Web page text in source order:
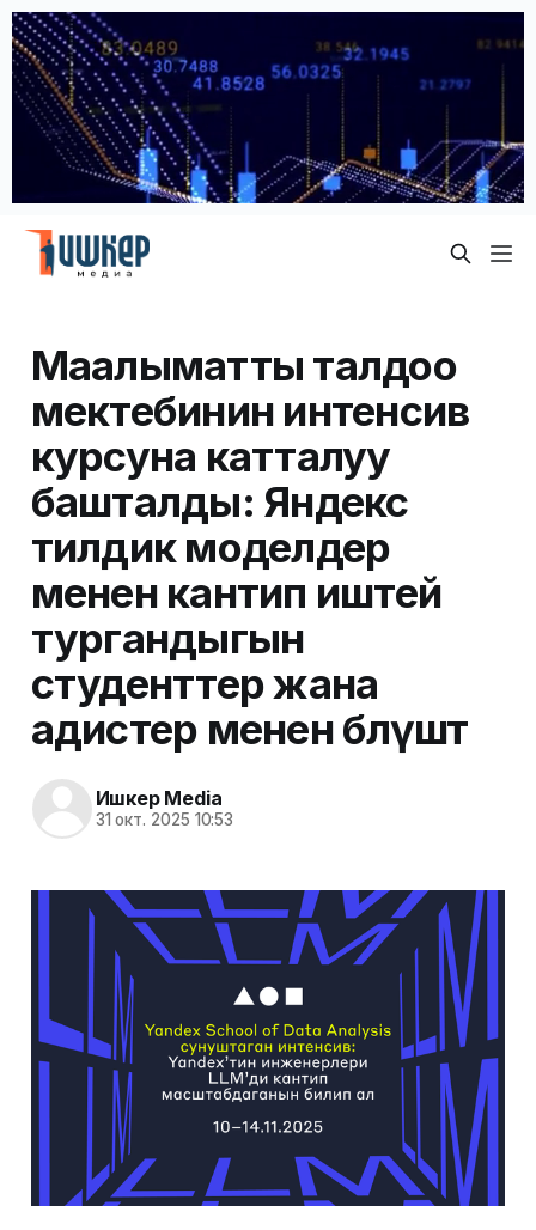
Маалыматты талдоо
мектебинин интенсив
курсуна катталуу
башталды: Яндекс
тилдик моделдер
менен кантип иштей
тургандыгын
студенттер жана
адистер менен бөлүшөт
Ишкер Media
31 окт. 2025 10:53